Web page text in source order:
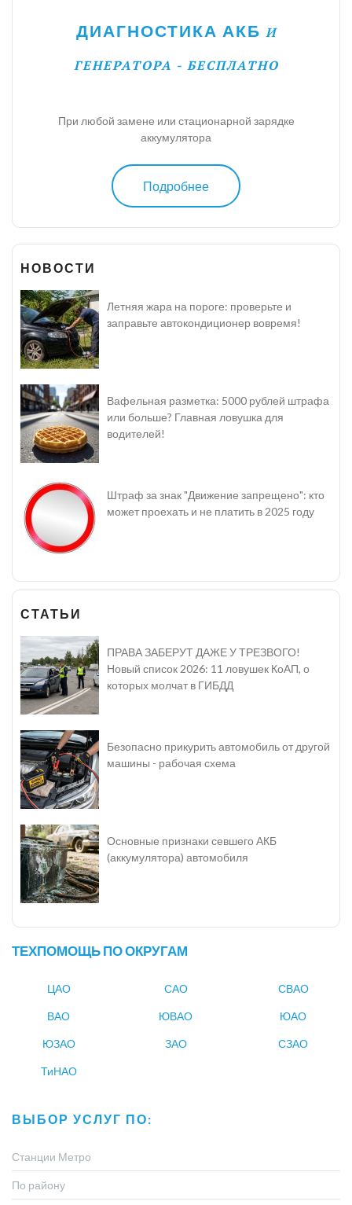
ДИАГНОСТИКА АКБ И
ГЕНЕРАТОРА - БЕСПЛАТНО
При любой замене или стационарной зарядке
аккумулятора
Подробнее
НОВОСТИ
Летняя жара на пороге: проверьте и
заправьте автокондиционер вовремя!
Вафельная разметка: 5000 рублей штрафа
или больше? Главная ловушка для
водителей!
Штраф за знак "Движение запрещено": кто
может проехать и не платить в 2025 году
СТАТЬИ
ПРАВА ЗАБЕРУТ ДАЖЕ У ТРЕЗВОГО!
Новый список 2026: 11 ловушек КоАП, о
которых молчат в ГИБДД
Безопасно прикурить автомобиль от другой
машины - рабочая схема
Основные признаки севшего АКБ
(аккумулятора) автомобиля
ТЕХПОМОЩЬ ПО ОКРУГАМ
ЦАО САО СВАО
ВАО ЮВАО ЮАО
ЮЗАО ЗАО СЗАО
ТиНАО
ВЫБОР УСЛУГ ПО:
Станции Метро
По району